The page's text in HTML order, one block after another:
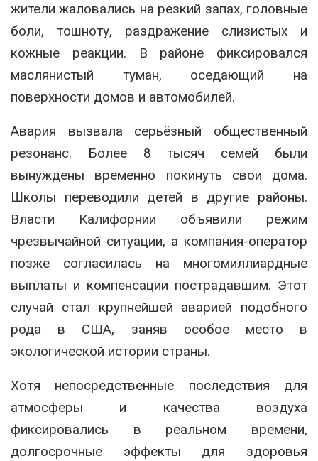
жители жаловались на резкий запах, головные
боли, тошноту, раздражение слизистых и
кожные реакции. В районе фиксировался
маслянистый туман, оседающий на
поверхности домов и автомобилей.
Авария вызвала серьёзный общественный
резонанс. Более 8 тысяч семей были
вынуждены временно покинуть свои дома.
Школы переводили детей в другие районы.
Власти Калифорнии объявили режим
чрезвычайной ситуации, а компания-оператор
позже согласилась на многомиллиардные
выплаты и компенсации пострадавшим. Этот
случай стал крупнейшей аварией подобного
рода в США, заняв особое место в
экологической истории страны.
Хотя непосредственные последствия для
атмосферы и качества воздуха
фиксировались в реальном времени,
долгосрочные эффекты для здоровья